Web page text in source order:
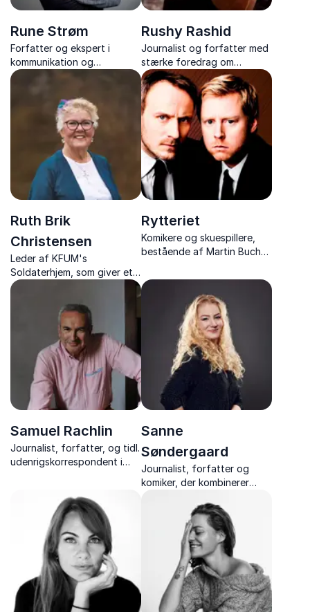
Rune Strøm
Forfatter og ekspert i
kommunikation og
konflikthåndtering, med
foredrag der giver stærke
redskaber.
Rushy Rashid
Journalist og forfatter med
stærke foredrag om
kulturmøder, demokrati og
mangfoldighed – baseret på
egne livserfaringer.
Ruth Brik
Christensen
Leder af KFUM's
Soldaterhjem, som giver et
unikt indblik i livet med
brændpunkter – fortalt med
varme, humor og dyb
Rytteriet
Komikere og skuespillere,
bestående af Martin Buch
leverer humor og satire i
topklasse
Samuel Rachlin
Journalist, forfatter, og tidl.
udenrigskorrespondent i
fascinerende indblik i politik,
medier og verdenshistorie.
Sanne
Søndergaard
Journalist, forfatter og
komiker, der kombinerer
foredrag om kønsroller,
angst, mobning og
fællesskab.